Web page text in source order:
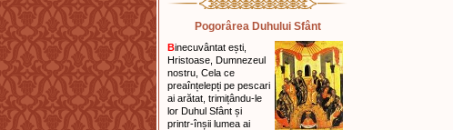
Pogorârea Duhului Sfânt
Binecuvântat ești,
Hristoase, Dumnezeul
nostru, Cela ce
preaînțelepți pe pescari
ai arătat, trimițându-le
lor Duhul Sfânt și
printr-înșii lumea ai